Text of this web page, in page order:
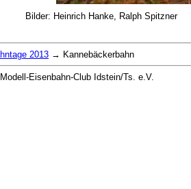
Bilder: Heinrich Hanke, Ralph Spitzner
2013 → Kannebäckerbahn
Eisenbahn-Club Idstein/Ts. e.V.